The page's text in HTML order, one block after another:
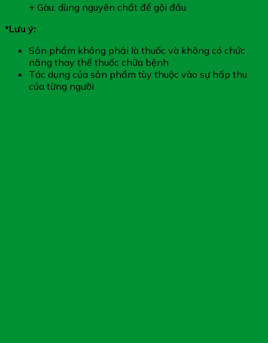
+ Gàu: dùng nguyên chất để gội đầu
*Lưu ý:
Sản phẩm không phải là thuốc và không có chức
năng thay thế thuốc chữa bệnh
Tác dụng của sản phẩm tùy thuộc vào sự hấp thu
của từng người